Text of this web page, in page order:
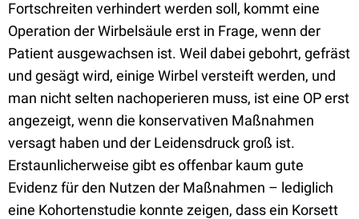
Fortschreiten verhindert werden soll, kommt eine
Operation der Wirbelsäule erst in Frage, wenn der
Patient ausgewachsen ist. Weil dabei gebohrt, gefräst
und gesägt wird, einige Wirbel versteift werden, und
man nicht selten nachoperieren muss, ist eine OP erst
angezeigt, wenn die konservativen Maßnahmen
versagt haben und der Leidensdruck groß ist.
Erstaunlicherweise gibt es offenbar kaum gute
Evidenz für den Nutzen der Maßnahmen – lediglich
eine Kohortenstudie konnte zeigen, dass ein Korsett